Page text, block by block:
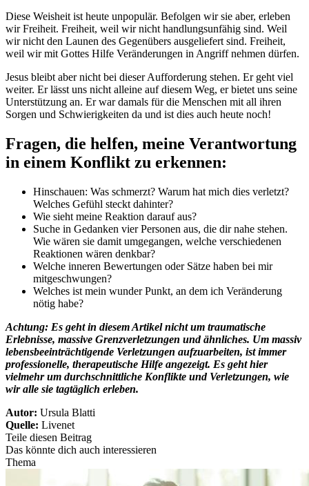
Diese Weisheit ist heute unpopulär. Befolgen wir sie aber, erleben
wir Freiheit. Freiheit, weil wir nicht handlungsunfähig sind. Weil
wir nicht den Launen des Gegenübers ausgeliefert sind. Freiheit,
weil wir mit Gottes Hilfe Veränderungen in Angriff nehmen dürfen.
Jesus bleibt aber nicht bei dieser Aufforderung stehen. Er geht viel
weiter. Er lässt uns nicht alleine auf diesem Weg, er bietet uns seine
Unterstützung an. Er war damals für die Menschen mit all ihren
Sorgen und Schwierigkeiten da und ist dies auch heute noch!
Fragen, die helfen, meine Verantwortung
in einem Konflikt zu erkennen:
Hinschauen: Was schmerzt? Warum hat mich dies verletzt?
Welches Gefühl steckt dahinter?
Wie sieht meine Reaktion darauf aus?
Suche in Gedanken vier Personen aus, die dir nahe stehen.
Wie wären sie damit umgegangen, welche verschiedenen
Reaktionen wären denkbar?
Welche inneren Bewertungen oder Sätze haben bei mir
mitgeschwungen?
Welches ist mein wunder Punkt, an dem ich Veränderung
nötig habe?
Achtung: Es geht in diesem Artikel nicht um traumatische
Erlebnisse, massive Grenzverletzungen und ähnliches. Um massiv
lebensbeeinträchtigende Verletzungen aufzuarbeiten, ist immer
professionelle, therapeutische Hilfe angezeigt. Es geht hier
vielmehr um durchschnittliche Konflikte und Verletzungen, wie
wir alle sie tagtäglich erleben.
Autor: Ursula Blatti
Quelle: Livenet
Teile diesen Beitrag
Das könnte dich auch interessieren
Thema